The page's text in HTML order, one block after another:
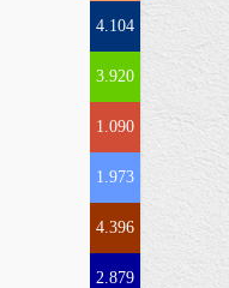
4.104
3.920
1.090
1.973
4.396
2.879